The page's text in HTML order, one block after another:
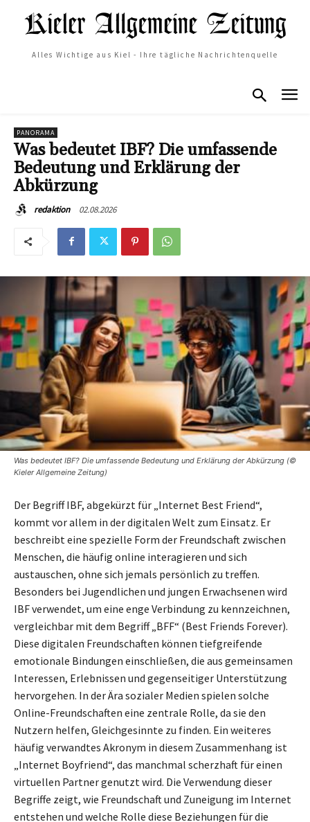
Alles Wichtige aus Kiel - Ihre tägliche Nachrichtenquelle
PANORAMA
Was bedeutet IBF? Die umfassende
Bedeutung und Erklärung der
Abkürzung
redaktion 02.08.2026
Was bedeutet IBF? Die umfassende Bedeutung und Erklärung der Abkürzung (©
Kieler Allgemeine Zeitung)
Der Begriff IBF, abgekürzt für „Internet Best Friend“,
kommt vor allem in der digitalen Welt zum Einsatz. Er
beschreibt eine spezielle Form der Freundschaft zwischen
Menschen, die häufig online interagieren und sich
austauschen, ohne sich jemals persönlich zu treffen.
Besonders bei Jugendlichen und jungen Erwachsenen wird
IBF verwendet, um eine enge Verbindung zu kennzeichnen,
vergleichbar mit dem Begriff „BFF“ (Best Friends Forever).
Diese digitalen Freundschaften können tiefgreifende
emotionale Bindungen einschließen, die aus gemeinsamen
Interessen, Erlebnissen und gegenseitiger Unterstützung
hervorgehen. In der Ära sozialer Medien spielen solche
Online-Freundschaften eine zentrale Rolle, da sie den
Nutzern helfen, Gleichgesinnte zu finden. Ein weiteres
häufig verwandtes Akronym in diesem Zusammenhang ist
„Internet Boyfriend“, das manchmal scherzhaft für einen
virtuellen Partner genutzt wird. Die Verwendung dieser
Begriffe zeigt, wie Freundschaft und Zuneigung im Internet
entstehen und welche Rolle diese Beziehungen für die